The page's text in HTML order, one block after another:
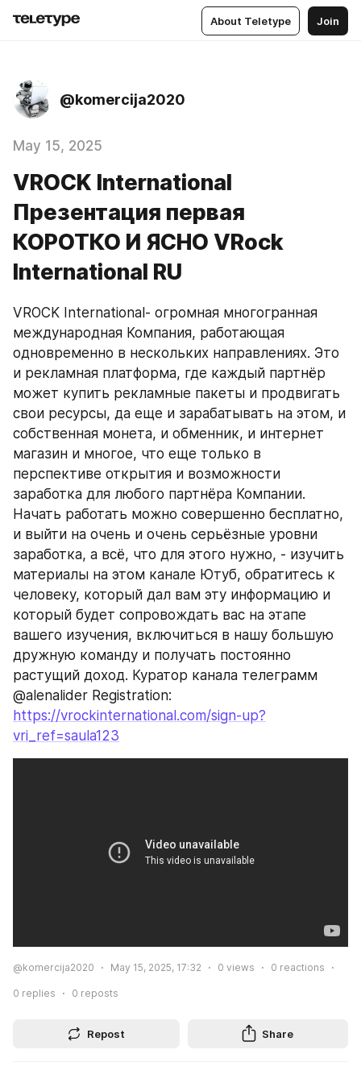
About Teletype Join
@komercija2020
May 15, 2025
VROCK International
Презентация первая
КОРОТКО И ЯСНО VRock
International RU
VROCK International- огромная многогранная
международная Компания, работающая
одновременно в нескольких направлениях. Это
и рекламная платформа, где каждый партнёр
может купить рекламные пакеты и продвигать
свои ресурсы, да еще и зарабатывать на этом, и
собственная монета, и обменник, и интернет
магазин и многое, что еще только в
перспективе открытия и возможности
заработка для любого партнёра Компании.
Начать работать можно совершенно бесплатно,
и выйти на очень и очень серьёзные уровни
заработка, а всё, что для этого нужно, - изучить
материалы на этом канале Ютуб, обратитесь к
человеку, который дал вам эту информацию и
который будет сопровождать вас на этапе
вашего изучения, включиться в нашу большую
дружную команду и получать постоянно
растущий доход. Куратор канала телеграмм
https://vrockinternational.com/sign-up?
vri_ref=saula123
@komercija2020 May 15, 2025, 17:32 0 views 0 reactions
0 replies 0 reposts
Repost Share